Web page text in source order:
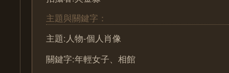
主題與關鍵字：
主題:人物-個人肖像
關鍵字:年輕女子、相館